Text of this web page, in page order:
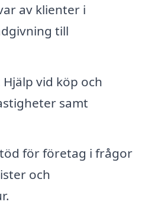
av klienter i
till
Hjälp vid köp och
samt
för företag i frågor
och